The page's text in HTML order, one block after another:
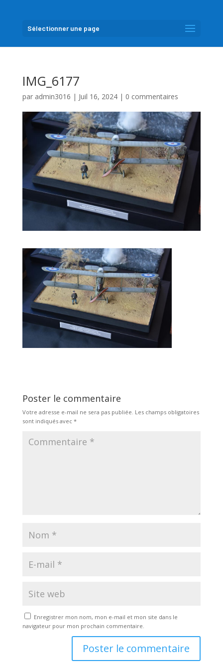
Sélectionner une page
IMG_6177
par admin3016 | Juil 16, 2024| 0 commentaires
Poster le commentaire
Votre adresse e-mail ne sera pas publiée. Les champs obligatoires
sont indiqués avec *
Enregistrer mon nom, mon e-mail et mon site dans le
navigateur pour mon prochain commentaire.